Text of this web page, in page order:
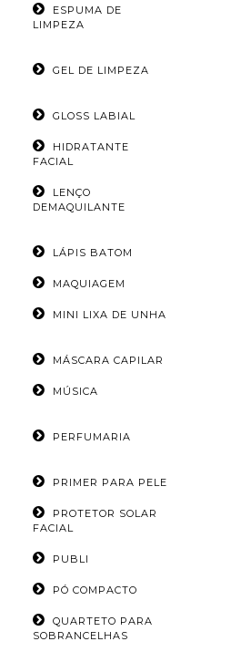
ESPUMA DE
LIMPEZA
GEL DE LIMPEZA
GLOSS LABIAL
HIDRATANTE
FACIAL
LENÇO
DEMAQUILANTE
LÁPIS BATOM
MAQUIAGEM
MINI LIXA DE UNHA
MÁSCARA CAPILAR
MÚSICA
PERFUMARIA
PRIMER PARA PELE
PROTETOR SOLAR
FACIAL
PUBLI
PÓ COMPACTO
QUARTETO PARA
SOBRANCELHAS